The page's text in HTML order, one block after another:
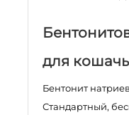
для
Бентонит
Стандартный,